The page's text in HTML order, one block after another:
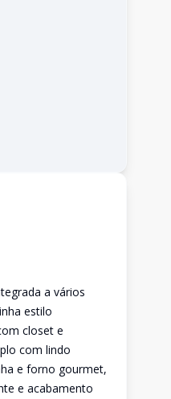
a vários
estilo
closet e
com lindo
e forno gourmet,
e acabamento